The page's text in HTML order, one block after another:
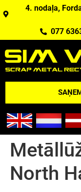
4. nodaļa,
077
North